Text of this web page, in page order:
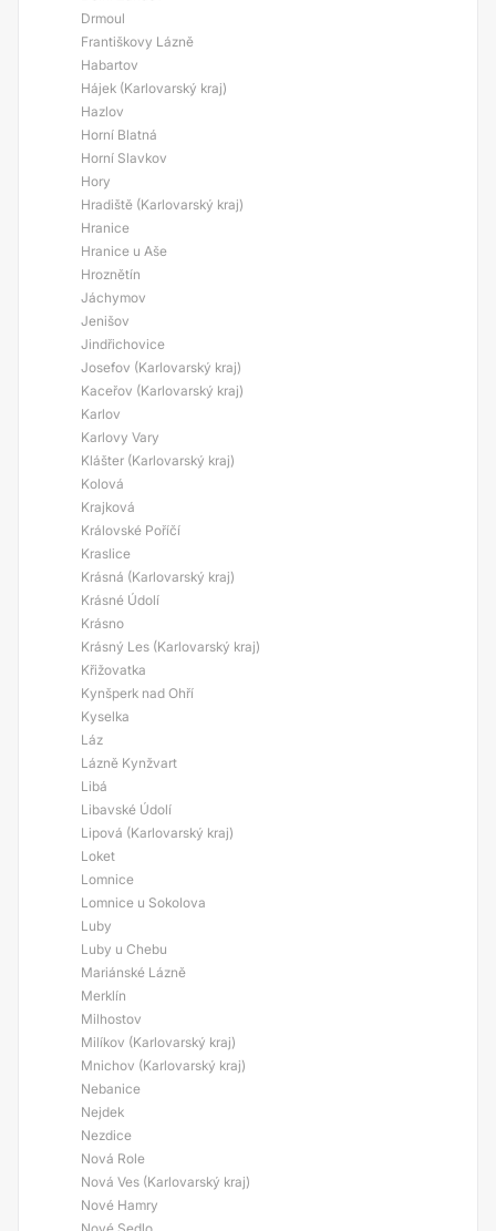
Drmoul
Františkovy Lázně
Habartov
Hájek (Karlovarský kraj)
Hazlov
Horní Blatná
Horní Slavkov
Hory
Hradiště (Karlovarský kraj)
Hranice
Hranice u Aše
Hroznětín
Jáchymov
Jenišov
Jindřichovice
Josefov (Karlovarský kraj)
Kaceřov (Karlovarský kraj)
Karlov
Karlovy Vary
Klášter (Karlovarský kraj)
Kolová
Krajková
Královské Poříčí
Kraslice
Krásná (Karlovarský kraj)
Krásné Údolí
Krásno
Krásný Les (Karlovarský kraj)
Křižovatka
Kynšperk nad Ohří
Kyselka
Láz
Lázně Kynžvart
Libá
Libavské Údolí
Lipová (Karlovarský kraj)
Loket
Lomnice
Lomnice u Sokolova
Luby
Luby u Chebu
Mariánské Lázně
Merklín
Milhostov
Milíkov (Karlovarský kraj)
Mnichov (Karlovarský kraj)
Nebanice
Nejdek
Nezdice
Nová Role
Nová Ves (Karlovarský kraj)
Nové Hamry